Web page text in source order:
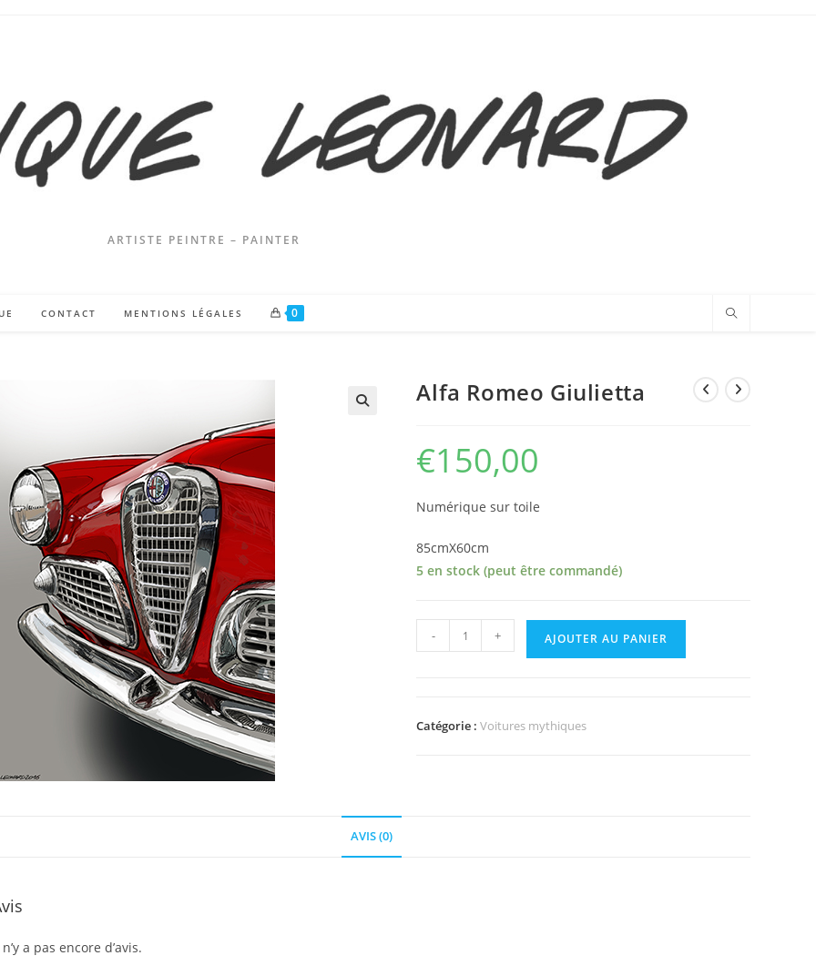
ARTISTE PEINTRE – PAINTER
CONTACT MENTIONS LÉGALES 0
Alfa Romeo Giulietta
€150,00
Numérique sur toile
85cmX60cm
5 en stock (peut être commandé)
quantité
de
Giulietta
- + AJOUTER AU PANIER
Catégorie :Voitures mythiques
AVIS (0)
a pas encore d’avis.